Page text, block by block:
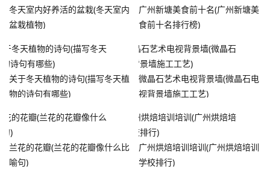
冬天室内好养活的盆栽(冬天室内
盆栽植物)
广州新塘美食前十名(广州新塘美
食前十名排行榜)
关于冬天植物的诗句(描写冬天植
物的诗句有哪些)
微晶石艺术电视背景墙(微晶石电
视背景墙施工工艺)
兰花的花瓣(兰花的花瓣像什么比
喻句)
广州烘焙培训培训(广州烘焙培训
学校排行)